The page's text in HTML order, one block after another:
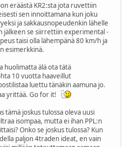
eräästä KR2:sta jota ruvettiin
sen innoittamana kun joku
ja sakkausnopeudenkin lähelle
jälkeen se siirrettiin experimental -
taisi olla lähempänä 80 km/h ja
esimerkkinä.
huolimatta älä ota tätä
10 vuotta haaveillut
luettu tänäkin aamuna jo.
yrittää. Go for it!
tämä joskus tulossa oleva uusi
isompaa, mutta ei ihan PPL:n
Onko se joskus tulossa? Kun
paljon 4traden ideat, en vain